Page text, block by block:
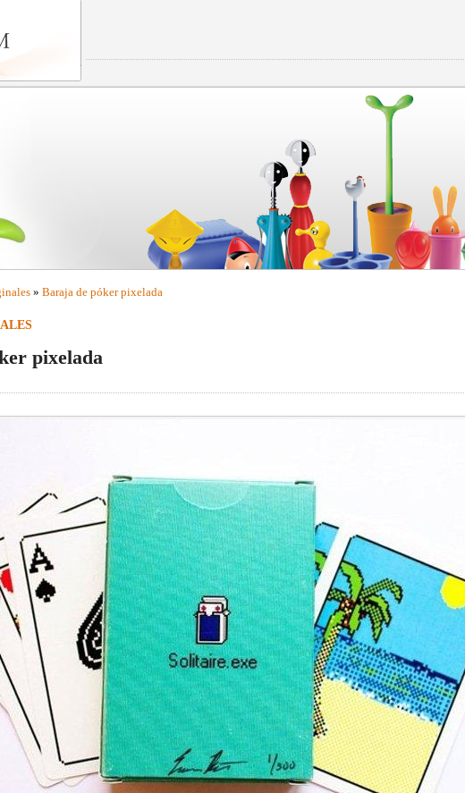
» Baraja de póker pixelada
pixelada